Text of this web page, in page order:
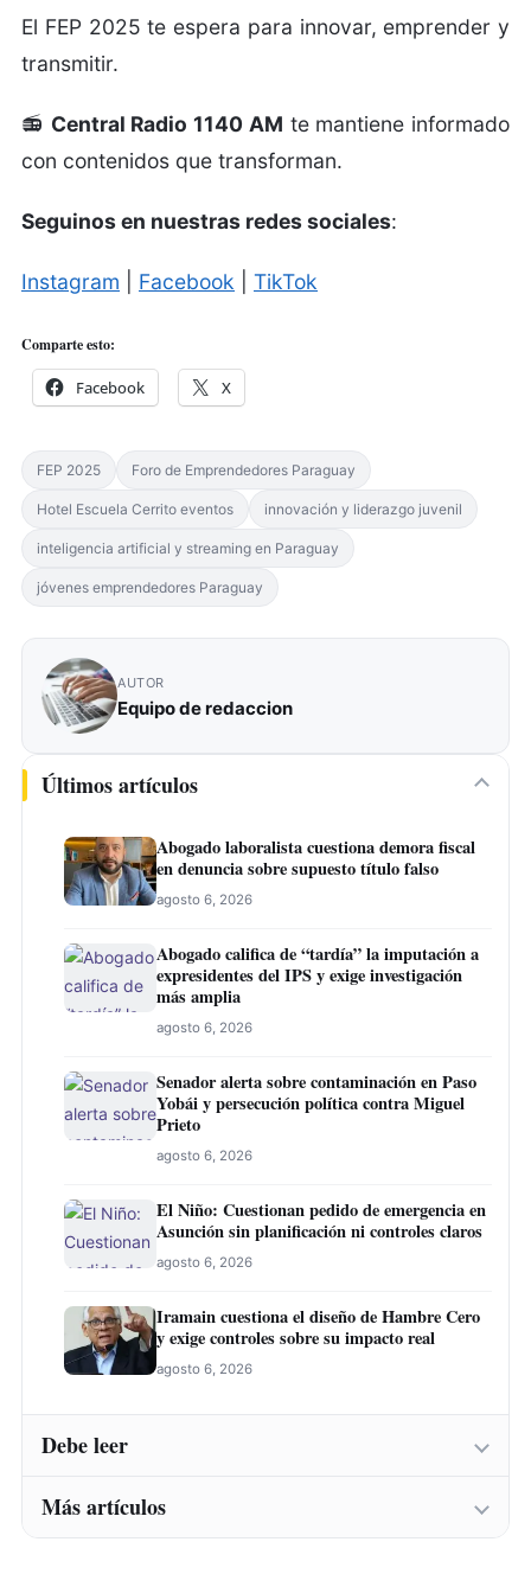
El FEP 2025 te espera para innovar, emprender y
transmitir.
📻 Central Radio 1140 AM te mantiene informado
con contenidos que transforman.
Seguinos en nuestras redes sociales:
Instagram Facebook TikTok
Comparte esto:
Facebook X
FEP 2025 Foro de Emprendedores Paraguay
Hotel Escuela Cerrito eventos innovación y liderazgo juvenil
inteligencia artificial y streaming en Paraguay
jóvenes emprendedores Paraguay
AUTOR
Equipo de redaccion
Últimos artículos
Abogado laboralista cuestiona demora fiscal
en denuncia sobre supuesto título falso
agosto 6, 2026
Abogado califica de “tardía” la imputación a
expresidentes del IPS y exige investigación
más amplia
agosto 6, 2026
Senador alerta sobre contaminación en Paso
Yobái y persecución política contra Miguel
Prieto
agosto 6, 2026
El Niño: Cuestionan pedido de emergencia en
Asunción sin planificación ni controles claros
agosto 6, 2026
Iramain cuestiona el diseño de Hambre Cero
y exige controles sobre su impacto real
agosto 6, 2026
Debe leer
Abogado laboralista cuestiona demora fiscal
Más artículos